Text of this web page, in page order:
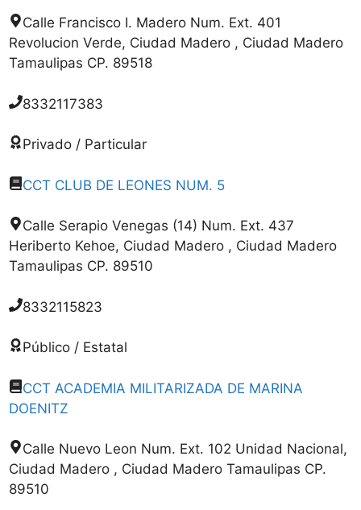
Calle Francisco I. Madero Num. Ext. 401
Revolucion Verde, Ciudad Madero , Ciudad Madero
Tamaulipas CP. 89518
8332117383
Privado / Particular
CCT CLUB DE LEONES NUM. 5
Calle Serapio Venegas (14) Num. Ext. 437
Heriberto Kehoe, Ciudad Madero , Ciudad Madero
Tamaulipas CP. 89510
8332115823
Público / Estatal
CCT ACADEMIA MILITARIZADA DE MARINA
DOENITZ
Calle Nuevo Leon Num. Ext. 102 Unidad Nacional,
Ciudad Madero , Ciudad Madero Tamaulipas CP.
89510